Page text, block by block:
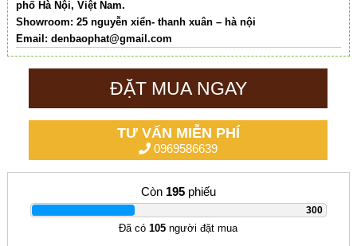
phố Hà Nội, Việt Nam.
Showroom: 25 nguyễn xiển- thanh xuân – hà nội
Email: denbaophat@gmail.com
ĐẶT MUA NGAY
TƯ VẤN MIỄN PHÍ
0969586639
Còn 195phiếu
300
|
Đã có105 người đặt mua